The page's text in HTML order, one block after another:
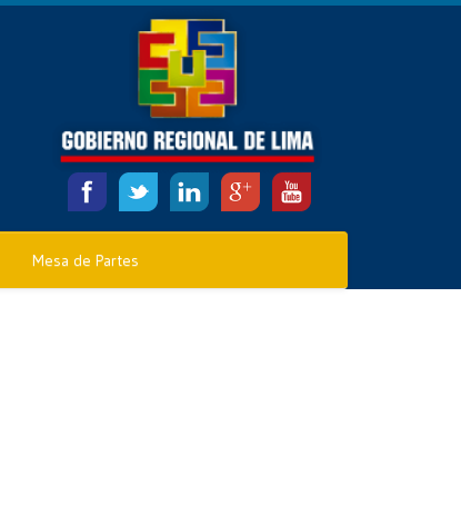
Mesa de Partes